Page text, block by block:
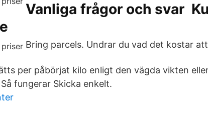
Vanliga frågor och svar
Bring parcels. Undrar du vad det kostar
per påbörjat kilo enligt den vägda vikten
fungerar Skicka enkelt.